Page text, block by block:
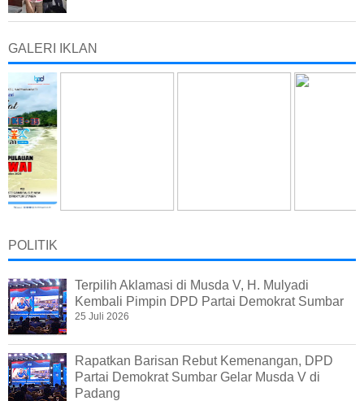
GALERI IKLAN
POLITIK
Terpilih Aklamasi di Musda V, H. Mulyadi
Kembali Pimpin DPD Partai Demokrat Sumbar
25 Juli 2026
Rapatkan Barisan Rebut Kemenangan, DPD
Partai Demokrat Sumbar Gelar Musda V di
Padang